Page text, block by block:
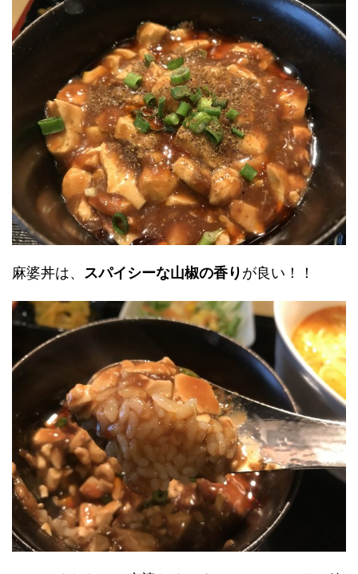
麻婆丼は、 スパイシーな山椒の香りが良い！！